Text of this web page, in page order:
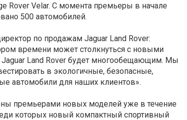
Rover Velar. С момента премьеры в начале
500 автомобилей.
по продажам Jaguar Land Rover:
времени может столкнуться с новыми
Jaguar Land Rover будет многообещающим. Мы
в экологичные, безопасные,
автомобили для наших клиентов».
премьерами новых моделей уже в течение
которых новый компактный спортивный